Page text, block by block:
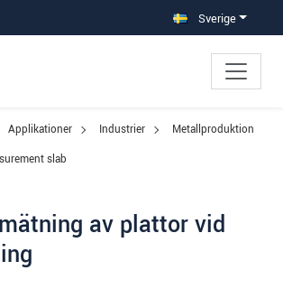
Sverige
Applikationer Industrier
Metallproduktion
slab
av plattor vid